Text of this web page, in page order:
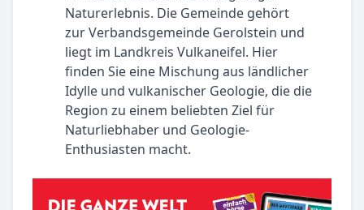
Naturerlebnis. Die Gemeinde gehört
zur Verbandsgemeinde Gerolstein und
liegt im Landkreis Vulkaneifel. Hier
finden Sie eine Mischung aus ländlicher
Idylle und vulkanischer Geologie, die die
Region zu einem beliebten Ziel für
Naturliebhaber und Geologie-
Enthusiasten macht.